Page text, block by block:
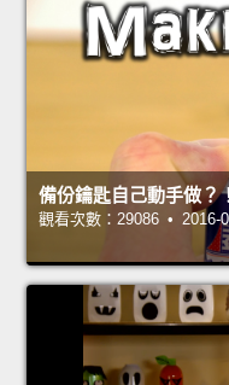
備份鑰匙自己動手做？
觀看次數：29086 • 2016-